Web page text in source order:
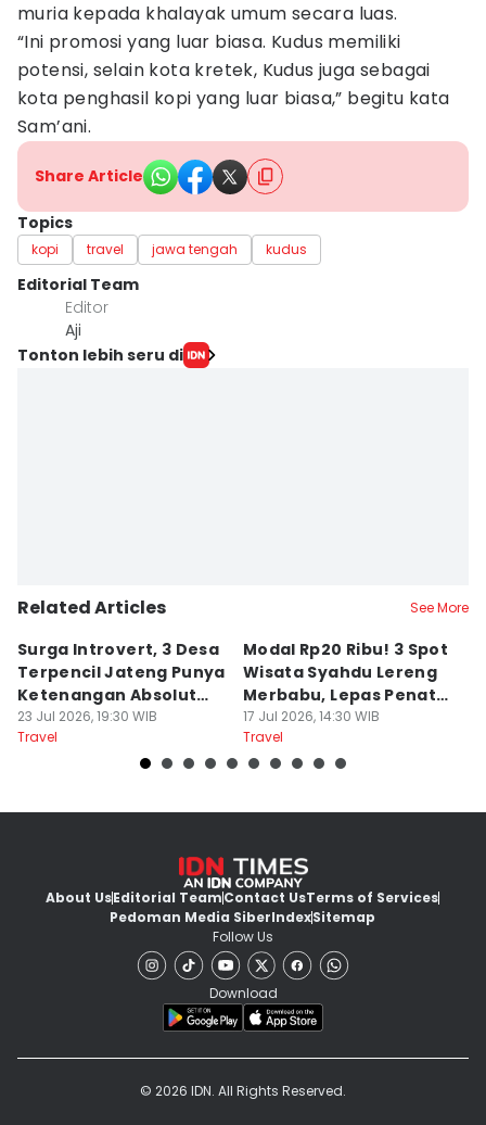
muria kepada khalayak umum secara luas.
“Ini promosi yang luar biasa. Kudus memiliki
potensi, selain kota kretek, Kudus juga sebagai
kota penghasil kopi yang luar biasa,” begitu kata
Sam’ani.
Share Article
Topics
kopi travel jawa tengah kudus
Editorial Team
Editor
Aji
Tonton lebih seru di
Related Articles See More
Surga Introvert, 3 Desa
Terpencil Jateng Punya
Ketenangan Absolut
Untuk Disconect
23 Jul 2026, 19:30 WIB
Travel
Modal Rp20 Ribu! 3 Spot
Wisata Syahdu Lereng
Merbabu, Lepas Penat
akhir Pekan!
17 Jul 2026, 14:30 WIB
Travel
About UsEditorial TeamContact UsTerms of Services
Pedoman Media SiberIndexSitemap
Follow Us
Download
© 2026 IDN. All Rights Reserved.